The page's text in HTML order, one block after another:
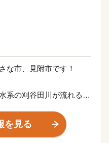
な市、見附市です！
系の刈谷田川が流れる自
穫されています。
して栄え、現在では全国
を見る